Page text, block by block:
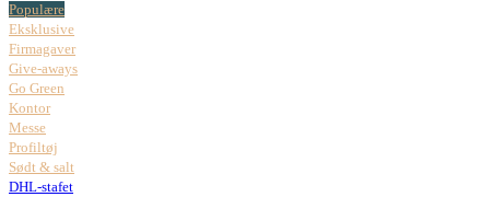
Populære
Eksklusive
Firmagaver
Give-aways
Go Green
Kontor
Messe
Profiltøj
Sødt & salt
DHL-stafet